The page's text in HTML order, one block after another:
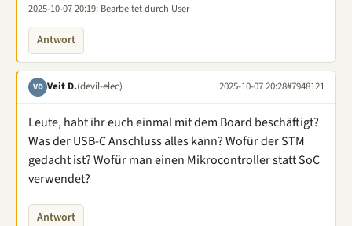
2025-10-07 20:19: Bearbeitet durch User
Antwort
VD Veit D.(devil-elec) 2025-10-07 20:28#7948121
Leute, habt ihr euch einmal mit dem Board beschäftigt?
Was der USB-C Anschluss alles kann? Wofür der STM
gedacht ist? Wofür man einen Mikrocontroller statt SoC
verwendet?
Antwort